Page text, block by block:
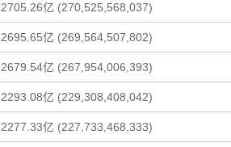
2705.26亿 (270,525,568,037)
2695.65亿 (269,564,507,802)
2679.54亿 (267,954,006,393)
2293.08亿 (229,308,408,042)
2277.33亿 (227,733,468,333)